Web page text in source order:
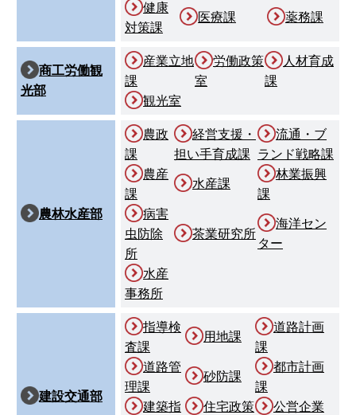
健康
対策課
医療課 薬務課
商工労働観
光部
産業立地
課
労働政策
室
人材育成
課
観光室
農林水産部
農政
課
経営支援・
担い手育成課
流通・ブ
ランド戦略課
農産
課
水産課
林業振興
課
病害
虫防除
所
茶業研究所
海洋セン
ター
水産
事務所
建設交通部
指導検
査課
用地課
道路計画
課
道路管
理課
砂防課
都市計画
課
建築指
住宅政策
公営企業